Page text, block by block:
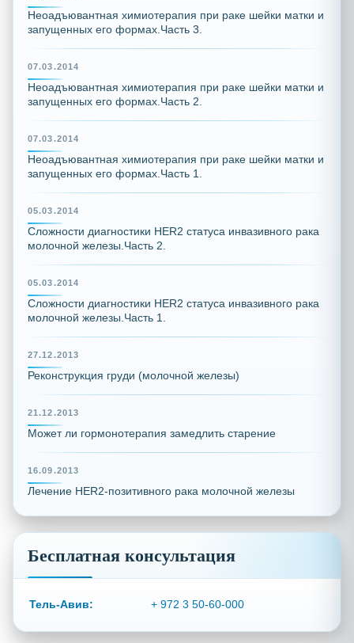
Неоадъювантная химиотерапия при раке шейки матки и
запущенных его формах.Часть 3.
07.03.2014
Неоадъювантная химиотерапия при раке шейки матки и
запущенных его формах.Часть 2.
07.03.2014
Неоадъювантная химиотерапия при раке шейки матки и
запущенных его формах.Часть 1.
05.03.2014
Сложности диагностики HER2 статуса инвазивного рака
молочной железы.Часть 2.
05.03.2014
Сложности диагностики HER2 статуса инвазивного рака
молочной железы.Часть 1.
27.12.2013
Реконструкция груди (молочной железы)
21.12.2013
Может ли гормонотерапия замедлить старение
16.09.2013
Лечение HER2-позитивного рака молочной железы
Бесплатная консультация
Тель-Авив: + 972 3 50-60-000